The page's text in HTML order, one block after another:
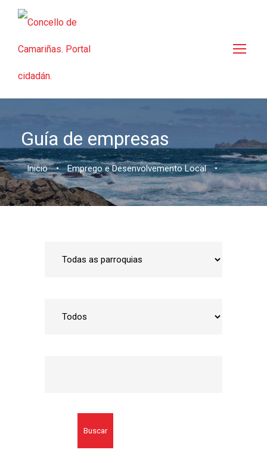
Guía de empresas
Inicio • Emprego e Desenvolvemento Local •
Buscar